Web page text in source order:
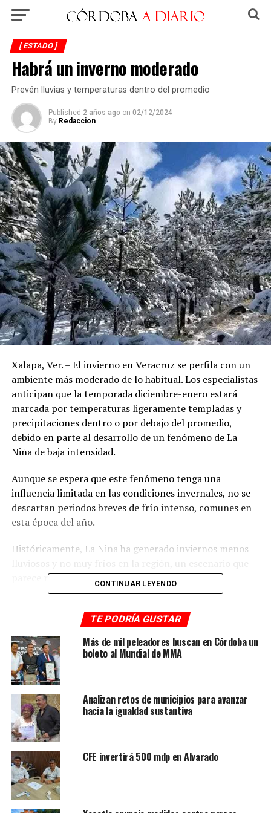
[ ESTADO ]
Habrá un inverno moderado
Prevén lluvias y temperaturas dentro del promedio
Published 2 años ago on 02/12/2024
By Redaccion
Xalapa, Ver. – El invierno en Veracruz se perfila con un
ambiente más moderado de lo habitual. Los especialistas
anticipan que la temporada diciembre-enero estará
marcada por temperaturas ligeramente templadas y
precipitaciones dentro o por debajo del promedio,
debido en parte al desarrollo de un fenómeno de La
Niña de baja intensidad.
Aunque se espera que este fenómeno tenga una
influencia limitada en las condiciones invernales, no se
descartan periodos breves de frío intenso, comunes en
esta época del año.
Históricamente, La Niña ha generado inviernos menos
parece repetirse en esta temporada.
ciclones tropicales dejó un saldo significativo de
afectaciones climáticas en el estado, con diversas ondas
tropicales que impactaron directamente en Veracruz.
Ahora, la atención se centra en la temporada de frentes
fríos, que ha mostrado ya sus primeros efectos en la
entidad.
En el caso específico de diciembre, se estima que varios
frentes fríos cruzarán el estado, contribuyendo a las
fluctuaciones en las temperaturas y las lluvias.
Las proyecciones climáticas sugieren que la primera
quincena del mes tendrá condiciones que oscilarán
CONTINUAR LEYENDO
TE PODRÍA GUSTAR
Más de mil peleadores buscan en Córdoba un
boleto al Mundial de MMA
Analizan retos de municipios para avanzar
hacia la igualdad sustantiva
CFE invertirá 500 mdp en Alvarado